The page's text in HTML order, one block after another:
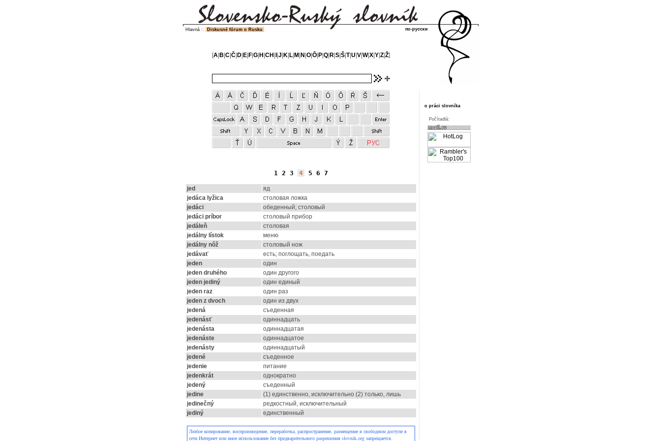
Hlavná :: Diskusné fórum o Rusku по-русски
[A| B C| Č| D| E| F| G| H CH J K| L| M N O| Ô| P| Q| R| S| Š| T|U V| W|X| Y| Z| Ž]
1 2 3 4 5 6 7
jed
яд
jedáca lyžica
столовая ложка
jedáci
обеденный; столовый
jedáci príbor
столовый прибор
jedáleň
столовая
jedálny lístok
меню
jedálny nôž
столовый нож
jedávať
есть; поглощать, поедать
jeden
один
jeden druhého
один другого
jeden jediný
один единый
jeden raz
один раз
jeden z dvoch
один из двух
jedená
съеденная
jedenásť
одиннадцать
jedenásta
одиннадцатая
jedenáste
одиннадцатое
jedenásty
одиннадцатый
jedené
съеденное
jedenie
питание
jedenkrát
однократно
jedený
съеденный
jedine
(1) единственно, исключительно (2) только, лишь
jedinečný
редкостный, исключительный
jediný
единственный
Любое копирование, воспроизведение, переработка, распространение, размещение в свободном доступе в
сети Интернет или иное использование без предварительного разрешения slovnik.org запрещается.
o práci slovníka
Počítadlá: